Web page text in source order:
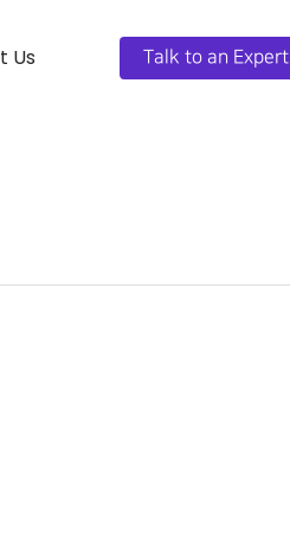
Us Talk to an Expert